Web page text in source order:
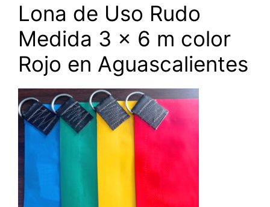
Lona de Uso Rudo
Medida 3 x 6 m color
Rojo en Aguascalientes